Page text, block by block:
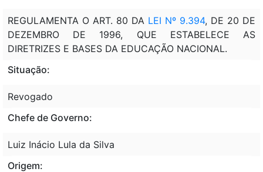
REGULAMENTA O ART. 80 DA LEI Nº 9.394, DE 20 DE
DEZEMBRO DE 1996, QUE ESTABELECE AS
DIRETRIZES E BASES DA EDUCAÇÃO NACIONAL.
Situação:
Revogado
Chefe de Governo:
Luiz Inácio Lula da Silva
Origem: